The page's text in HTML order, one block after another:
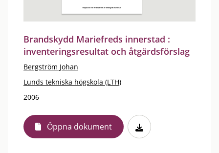
Brandskydd Mariefreds innerstad :
inventeringsresultat och åtgärdsförslag
Bergström Johan
Lunds tekniska högskola (LTH)
2006
Öppna dokument